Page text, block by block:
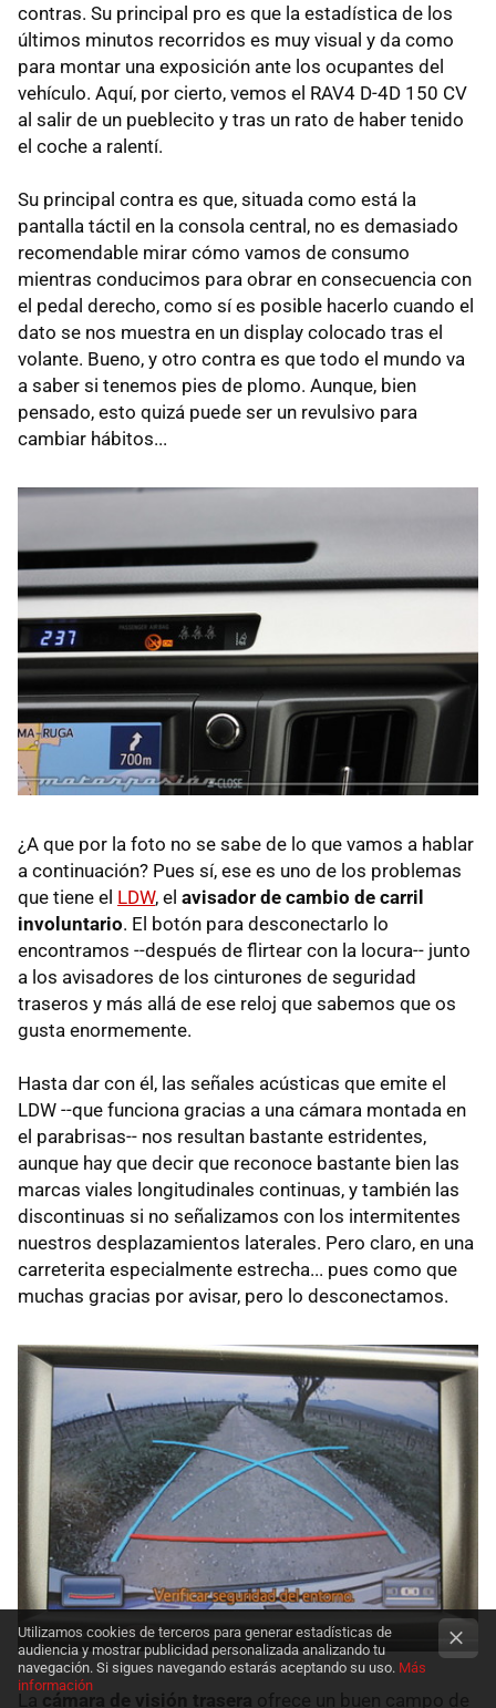
contras. Su principal pro es que la estadística de los
últimos minutos recorridos es muy visual y da como
para montar una exposición ante los ocupantes del
vehículo. Aquí, por cierto, vemos el RAV4 D-4D 150 CV
al salir de un pueblecito y tras un rato de haber tenido
el coche a ralentí.
Su principal contra es que, situada como está la
pantalla táctil en la consola central, no es demasiado
recomendable mirar cómo vamos de consumo
mientras conducimos para obrar en consecuencia con
el pedal derecho, como sí es posible hacerlo cuando el
dato se nos muestra en un display colocado tras el
volante. Bueno, y otro contra es que todo el mundo va
a saber si tenemos pies de plomo. Aunque, bien
pensado, esto quizá puede ser un revulsivo para
cambiar hábitos...
¿A que por la foto no se sabe de lo que vamos a hablar
a continuación? Pues sí, ese es uno de los problemas
que tiene el LDW, el avisador de cambio de carril
involuntario. El botón para desconectarlo lo
encontramos --después de flirtear con la locura-- junto
a los avisadores de los cinturones de seguridad
traseros y más allá de ese reloj que sabemos que os
gusta enormemente.
Hasta dar con él, las señales acústicas que emite el
LDW --que funciona gracias a una cámara montada en
el parabrisas-- nos resultan bastante estridentes,
aunque hay que decir que reconoce bastante bien las
marcas viales longitudinales continuas, y también las
discontinuas si no señalizamos con los intermitentes
nuestros desplazamientos laterales. Pero claro, en una
carreterita especialmente estrecha... pues como que
muchas gracias por avisar, pero lo desconectamos.
La cámara de visión trasera ofrece un buen campo de
Utilizamos cookies de terceros para generar estadísticas de
audiencia y mostrar publicidad personalizada analizando tu
navegación. Si sigues navegando estarás aceptando su uso. Más
información